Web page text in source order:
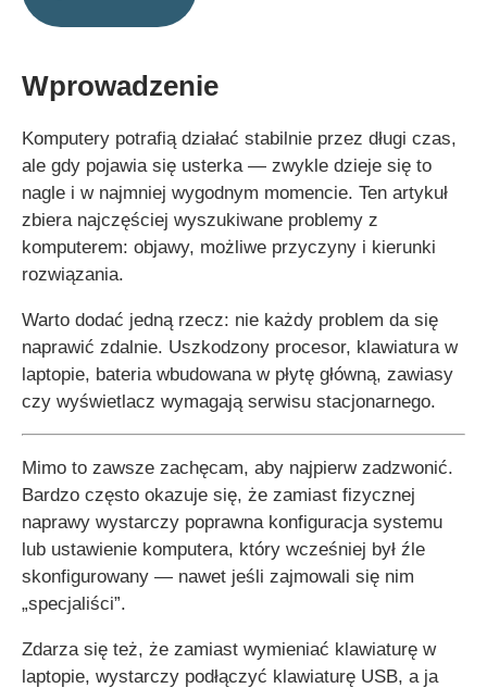
Wprowadzenie
Komputery potrafią działać stabilnie przez długi czas,
ale gdy pojawia się usterka — zwykle dzieje się to
nagle i w najmniej wygodnym momencie. Ten artykuł
zbiera najczęściej wyszukiwane problemy z
komputerem: objawy, możliwe przyczyny i kierunki
rozwiązania.
Warto dodać jedną rzecz: nie każdy problem da się
naprawić zdalnie. Uszkodzony procesor, klawiatura w
laptopie, bateria wbudowana w płytę główną, zawiasy
czy wyświetlacz wymagają serwisu stacjonarnego.
Mimo to zawsze zachęcam, aby najpierw zadzwonić.
Bardzo często okazuje się, że zamiast fizycznej
naprawy wystarczy poprawna konfiguracja systemu
lub ustawienie komputera, który wcześniej był źle
skonfigurowany — nawet jeśli zajmowali się nim
„specjaliści”.
Zdarza się też, że zamiast wymieniać klawiaturę w
laptopie, wystarczy podłączyć klawiaturę USB, a ja